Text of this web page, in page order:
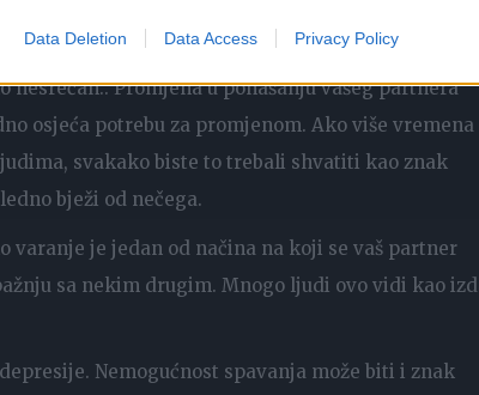
Data Deletion Data Access Privacy Policy
je kupio konzolu za video igre, a nikad ranije
drugačijem stilu nego što je prije. Ove vrste
Promjena u ponašanju vašeg partnera
osjeća potrebu za promjenom. Ako više vremena
svakako biste to trebali shvatiti kao znak
bježi od nečega.
varanje je jedan od načina na koji se vaš partner
sa nekim drugim. Mnogo ljudi ovo vidi kao
Nemogućnost spavanja može biti i znak